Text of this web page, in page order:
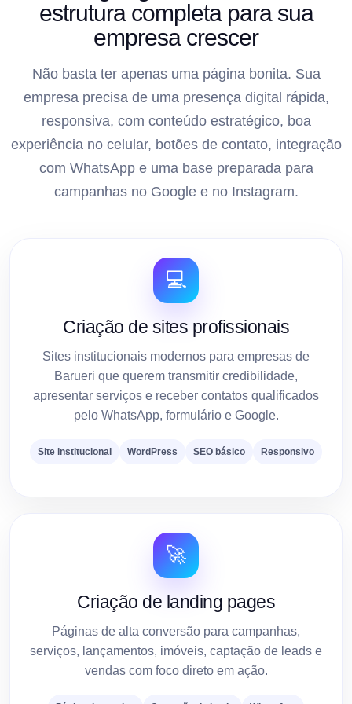
estrutura completa para sua
empresa crescer
Não basta ter apenas uma página bonita. Sua
empresa precisa de uma presença digital rápida,
responsiva, com conteúdo estratégico, boa
experiência no celular, botões de contato, integração
com WhatsApp e uma base preparada para
campanhas no Google e no Instagram.
💻
Criação de sites profissionais
Sites institucionais modernos para empresas de
Barueri que querem transmitir credibilidade,
apresentar serviços e receber contatos qualificados
pelo WhatsApp, formulário e Google.
Site institucional WordPress SEO básico Responsivo
🚀
Criação de landing pages
Páginas de alta conversão para campanhas,
serviços, lançamentos, imóveis, captação de leads e
vendas com foco direto em ação.